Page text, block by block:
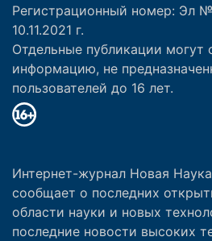
Регистрационный номер: Эл
10.11.2021 г.
Отдельные публикации могут
информацию, не
пользователей до 16 лет.
Интернет-журнал Новая
сообщает о последних
области науки и новых
последние новости высоких